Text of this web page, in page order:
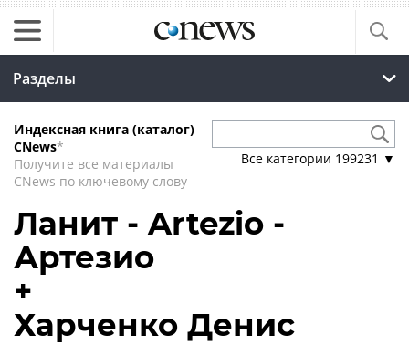
Разделы
Индексная книга (каталог)
CNews*
Получите все материалы
CNews по ключевому слову
Все категории 199231 ▼
Ланит - Artezio -
Артезио
+
Харченко Денис